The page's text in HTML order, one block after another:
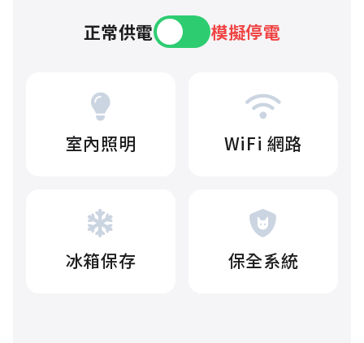
正常供電 模擬停電
室內照明 WiFi 網路
冰箱保存 保全系統